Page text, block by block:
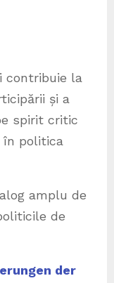
contribuie la
și a
spirit critic
în politica
amplu de
de
der